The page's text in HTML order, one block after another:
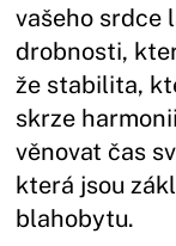
vašeho srdce
drobnosti,
že stabilita,
skrze
věnovat čas
která jsou
blahobytu.